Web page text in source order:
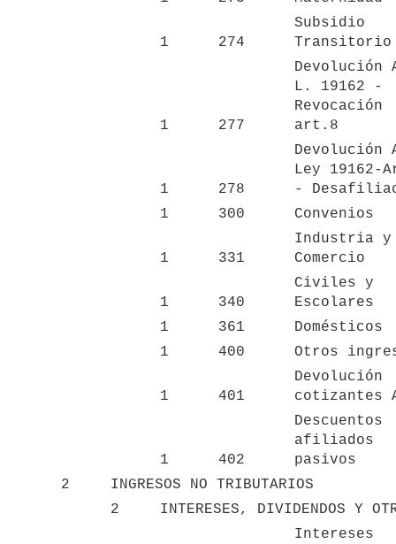
1 274
Subsidio
Transitorio
1 277
Devolución
L. 19162 -
Revocación
art.8
1 278
Devolución
Ley 19162-
-
1
300 Convenios
1 331
Industria y
Comercio
1 340
Civiles y
Escolares
1
361
Domésticos
1
400 Otros
1 401
Devolución
cotizantes
1 402
Descuentos
afiliados
pasivos
2
INGRESOS NO TRIBUTARIOS
2
INTERESES, DIVIDENDOS Y
Intereses